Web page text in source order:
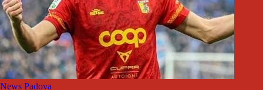
News Padova